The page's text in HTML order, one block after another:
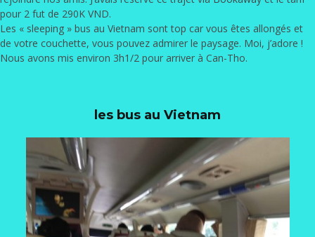
pour 2 fut de 290K VND.
Les « sleeping » bus au Vietnam sont top car vous êtes allongés et
de votre couchette, vous pouvez admirer le paysage. Moi, j’adore !
Nous avons mis environ 3h1/2 pour arriver à Can-Tho.
les bus au Vietnam